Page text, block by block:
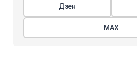
Дзен
МАХ